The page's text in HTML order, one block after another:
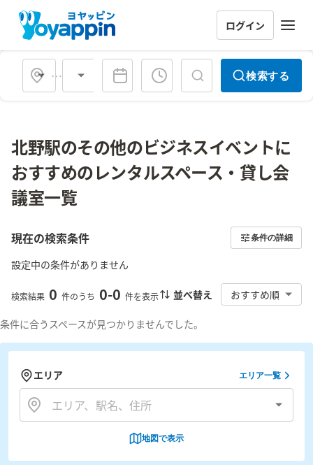
ログイン
会場タイプ 検索する
北野駅のその他のビジネスイベントに
おすすめのレンタルスペース・貸し会
議室一覧
現在の検索条件 条件の詳細
設定中の条件がありません
検索結果 0 件のうち 0-0 件を表示 並べ替え おすすめ順
条件に合うスペースが見つかりませんでした。
エリア エリア一覧
地図で表示